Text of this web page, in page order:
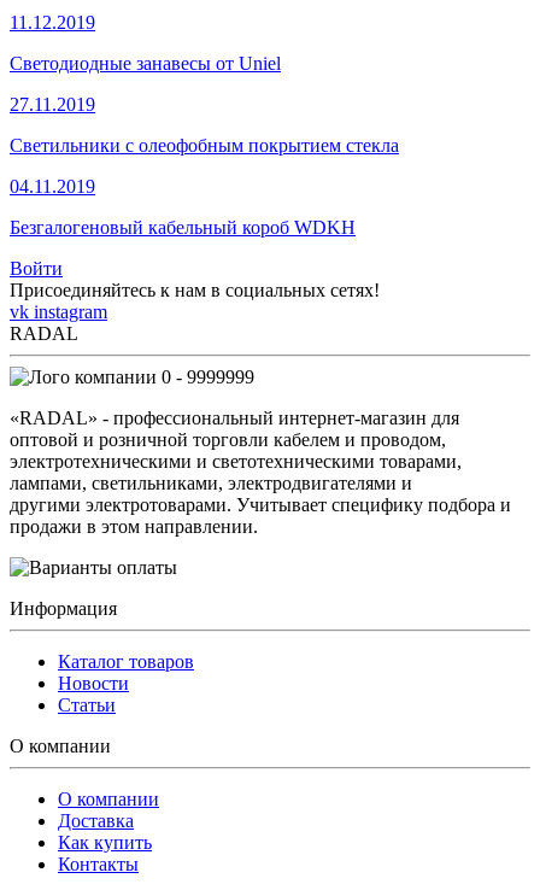
11.12.2019
Светодиодные занавесы от Uniel
27.11.2019
Светильники с олеофобным покрытием стекла
04.11.2019
Безгалогеновый кабельный короб WDKH
Войти
Присоединяйтесь к нам в социальных сетях!
vk instagram
RADAL
0 - 9999999
«RADAL» - профессиональный интернет-магазин для
оптовой и розничной торговли кабелем и проводом,
электротехническими и светотехническими товарами,
лампами, светильниками, электродвигателями и
другими электротоварами. Учитывает специфику подбора и
продажи в этом направлении.
Информация
Каталог товаров
Новости
Статьи
О компании
О компании
Доставка
Как купить
Контакты